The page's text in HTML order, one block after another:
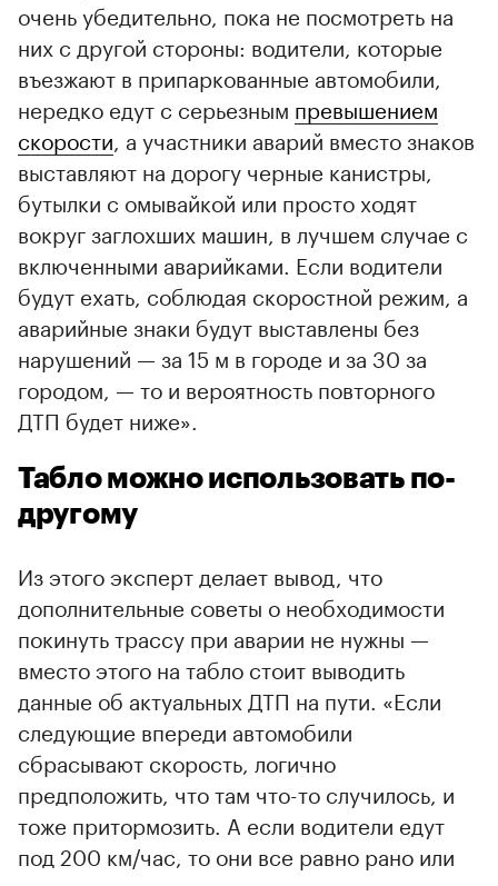
очень убедительно, пока не посмотреть на
них с другой стороны: водители, которые
въезжают в припаркованные автомобили,
нередко едут с серьезным превышением
скорости, а участники аварий вместо знаков
выставляют на дорогу черные канистры,
бутылки с омывайкой или просто ходят
вокруг заглохших машин, в лучшем случае с
включенными аварийками. Если водители
будут ехать, соблюдая скоростной режим, а
аварийные знаки будут выставлены без
нарушений — за 15 м в городе и за 30 за
городом, — то и вероятность повторного
ДТП будет ниже».
Табло можно использовать по-
другому
Из этого эксперт делает вывод, что
дополнительные советы о необходимости
покинуть трассу при аварии не нужны —
вместо этого на табло стоит выводить
данные об актуальных ДТП на пути. «Если
следующие впереди автомобили
сбрасывают скорость, логично
предположить, что там что-то случилось, и
тоже притормозить. А если водители едут
под 200 км/час, то они все равно рано или